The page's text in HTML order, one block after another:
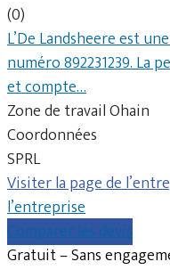
(0)
L’De Landsheere est
numéro 892231239. La
et compte…
Zone de travail Ohain
Coordonnées
SPRL
Visiter la page de
l’entreprise
Comparer les devis
Gratuit – Sans